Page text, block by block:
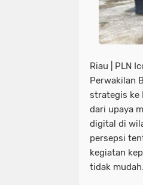
Riau | PLN
Perwakilan
strategis ke
dari upaya
digital di
persepsi
kegiatan
tidak